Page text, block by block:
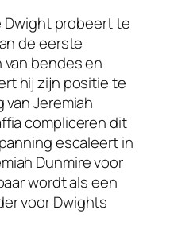
Dwight probeert te
de eerste
bendes en
hij zijn positie te
Jeremiah
compliceren dit
escaleert in
Dunmire voor
wordt als een
voor Dwights